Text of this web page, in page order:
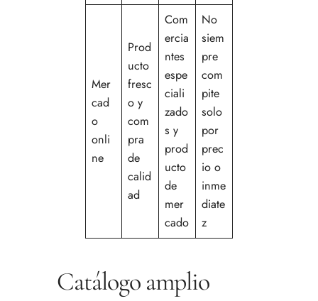
Mer
cad
o
onli
ne
Prod
ucto
fresc
o y
com
pra
de
calid
ad
Com
ercia
ntes
espe
ciali
zado
s y
prod
ucto
de
mer
cado
No
siem
pre
com
pite
solo
por
prec
io o
inme
diate
z
Catálogo amplio